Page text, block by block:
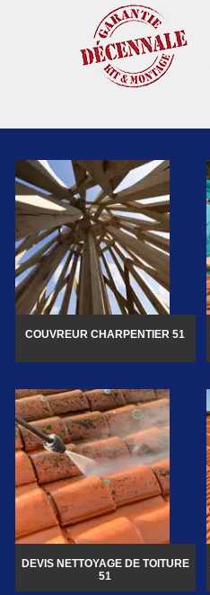
COUVREUR CHARPENTIER 51
DEVIS NETTOYAGE DE TOITURE
51